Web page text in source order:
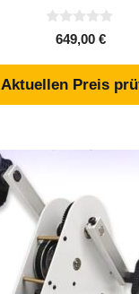
5
649,00 €
Aktuellen Preis